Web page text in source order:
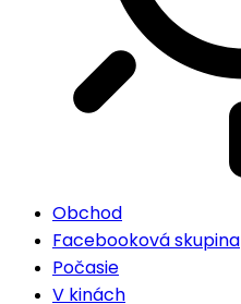
Obchod
Facebooková skupina
Počasie
V kinách